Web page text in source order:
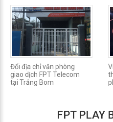
Đổi địa chỉ văn phòng
giao dịch FPT Telecom
tại Trảng Bom
FPT PLAY